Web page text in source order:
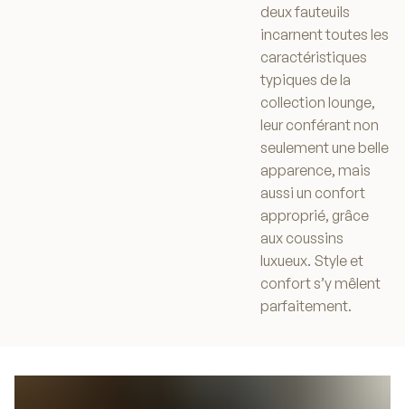
deux fauteuils
incarnent toutes les
caractéristiques
typiques de la
collection lounge,
leur conférant non
seulement une belle
apparence, mais
aussi un confort
approprié, grâce
aux coussins
luxueux. Style et
confort s’y mêlent
parfaitement.